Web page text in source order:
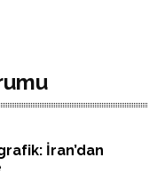
İran’dan